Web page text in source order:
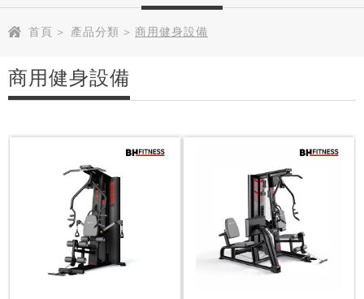
首頁 > 產品分類 > 商用健身設備
商用健身設備